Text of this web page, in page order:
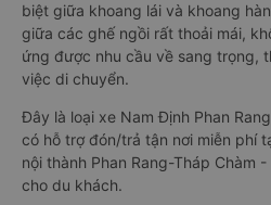
biệt giữa khoang lái và khoang
giữa các ghế ngồi rất thoải mái,
ứng được nhu cầu về sang trọng,
việc di chuyển.
Đây là loại xe Nam Định Phan
có hỗ trợ đón/trả tận nơi miễn phí
nội thành Phan Rang-Tháp Chàm
cho du khách.